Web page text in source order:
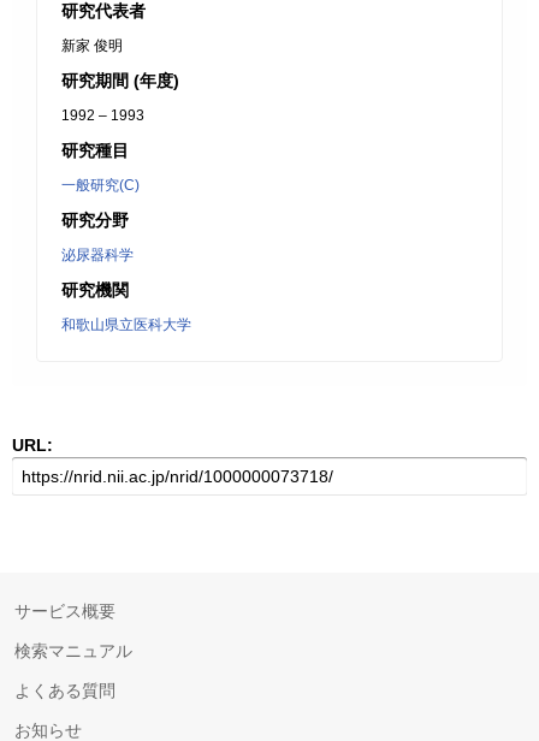
研究代表者
新家 俊明
研究期間 (年度)
1992 – 1993
研究種目
一般研究(C)
研究分野
泌尿器科学
研究機関
和歌山県立医科大学
URL:
サービス概要
検索マニュアル
よくある質問
お知らせ